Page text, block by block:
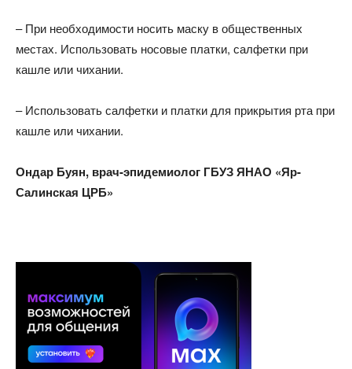
– При необходимости носить маску в общественных
местах. Использовать носовые платки, салфетки при
кашле или чихании.
– Использовать салфетки и платки для прикрытия рта при
кашле или чихании.
Ондар Буян, врач-эпидемиолог ГБУЗ ЯНАО «Яр-
Салинская ЦРБ»